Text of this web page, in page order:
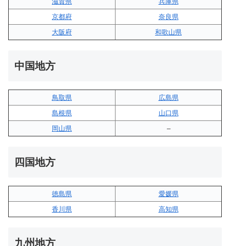
京都府
奈良県
大阪府
和歌山県
中国地方
鳥取県
広島県
島根県
山口県
岡山県
–
四国地方
徳島県
愛媛県
香川県
高知県
九州地方